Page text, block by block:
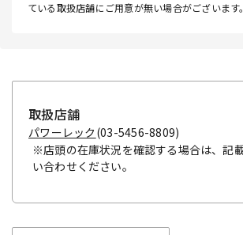
ている取扱店舗にご用意が無い場合がございます。
取扱店舗
パワーレック (03-5456-8809)
※店頭の在庫状況を確認する場合は、記
い合わせください。